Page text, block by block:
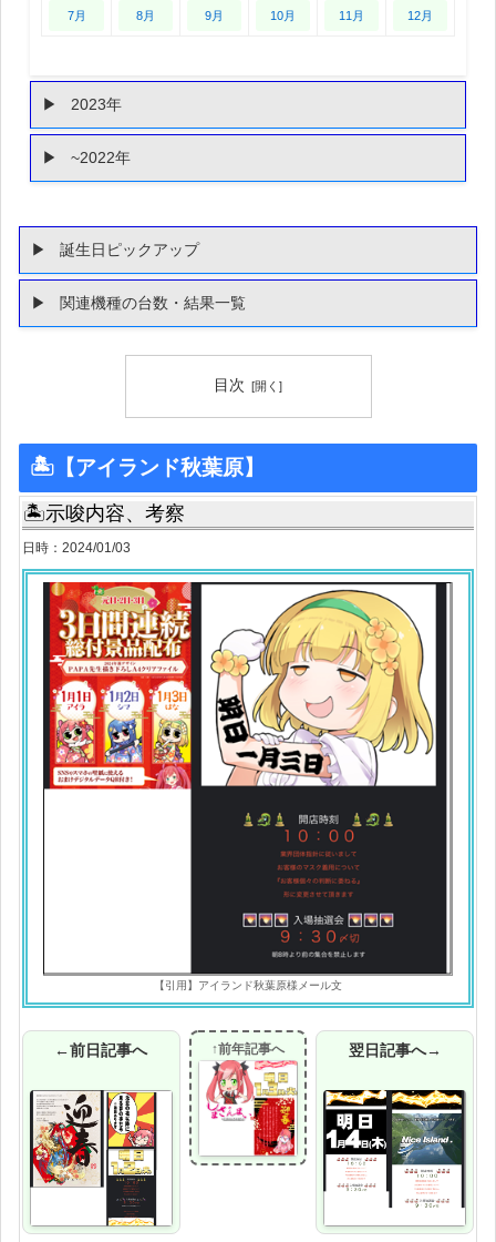
7月 8月 9月 10月 11月 12月
2023年
~2022年
誕生日ピックアップ
関連機種の台数・結果一覧
目次
🏝【アイランド秋葉原】
🏝示唆内容、考察
日時：2024/01/03
【引用】アイランド秋葉原様メール文
←前日記事へ ↑前年記事へ 翌日記事へ→